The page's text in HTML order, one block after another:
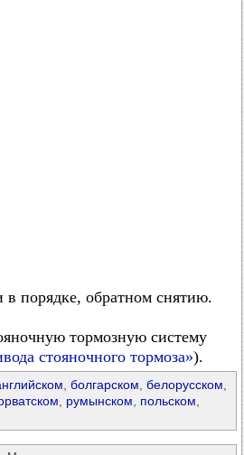
в порядке, обратном снятию.
тормозную систему
стояночного тормоза»).
болгарском белорусском
румынском польском